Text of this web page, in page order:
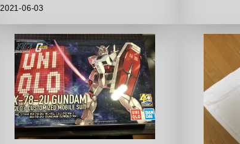
2021-06-03